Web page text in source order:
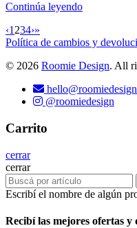
Continúa leyendo
‹1 234›»
Política de cambios y
© 2026 Roomie Design. All
@roomiedesign
Carrito
cerrar
cerrar
Escribí el nombre de algún
Recibí las mejores ofertas y